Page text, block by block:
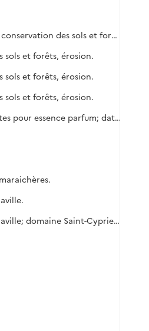
Agriculture: céréales et blés; conservation des sols et forêts, érosion.
sols et forêts, érosion.
sols et forêts, érosion.
sols et forêts, érosion.
Agriculture: culture des plantes pour essence parfum; dattes.
Agriculture: domaine d'Enfidaville; domaine Saint-Cyprien.